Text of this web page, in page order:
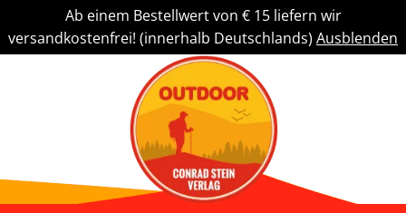
Ab einem Bestellwert von € 15 liefern wir
versandkostenfrei! (innerhalb Deutschlands) Ausblenden